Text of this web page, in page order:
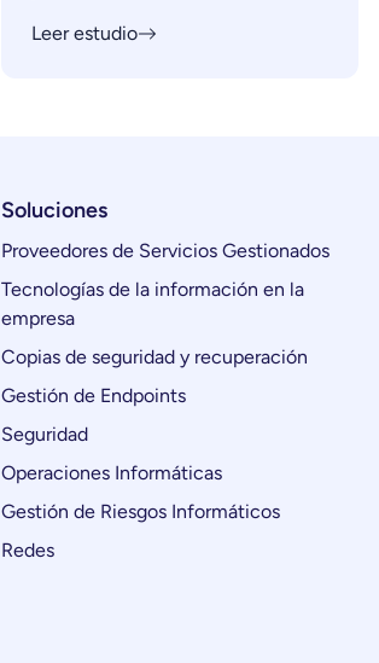
Leer estudio
Soluciones
Proveedores de Servicios Gestionados
Tecnologías de la información en la
empresa
Copias de seguridad y recuperación
Gestión de Endpoints
Seguridad
Operaciones Informáticas
Gestión de Riesgos Informáticos
Redes